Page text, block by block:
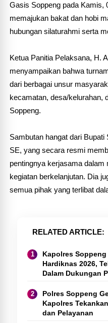
Gasis Soppeng pada Kamis,
memajukan bakat dan hobi
hubungan silaturahmi serta
Ketua Panitia Pelaksana, H.
menyampaikan bahwa
dari berbagai unsur
kecamatan, desa/kelurahan,
Soppeng.
Sambutan hangat dari
SE, yang secara resmi
pentingnya kerjasama dalam
kegiatan berkelanjutan. Dia
semua pihak yang terlibat
RELATED ARTICLE
Kapolres
Hardiknas 2026,
Dalam Dukungan
Polres Soppeng
Kapolres
dan Pelayanan